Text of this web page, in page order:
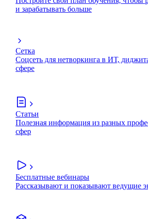
и зарабатывать больше
Сетка
Соцсеть для нетворкинга в ИТ,
сфере
Статьи
Полезная информация из разных
сфер
Бесплатные вебинары
Рассказывают и показывают ведущие